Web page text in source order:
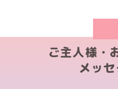
ご主人様・
メッ